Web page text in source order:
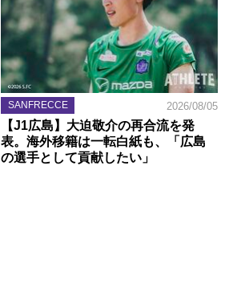
SANFRECCE 2026/08/05
【J1広島】大迫敬介の再合流を発
表。海外移籍は一転白紙も、「広島
の選手として貢献したい」